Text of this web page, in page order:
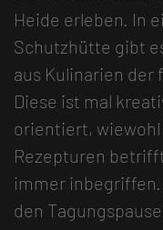
Heide erleben. In
Schutzhütte gibt
aus Kulinarien der
Diese ist mal
orientiert,
Rezepturen
immer
den